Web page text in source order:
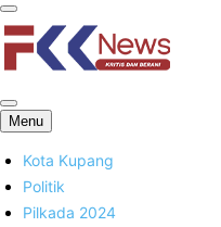
FKK News
Menu
Kota Kupang
Politik
Pilkada 2024